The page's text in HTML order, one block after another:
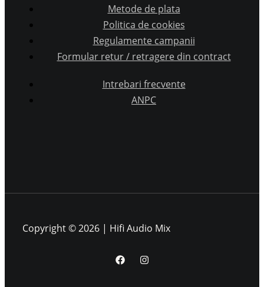
Metode de plata
Politica de cookies
Regulamente campanii
Formular retur / retragere din contract
Intrebari frecvente
ANPC
Copyright © 2026 | Hifi Audio Mix